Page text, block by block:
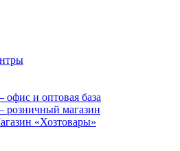
офис и оптовая база
розничный магазин
«Хозтовары»